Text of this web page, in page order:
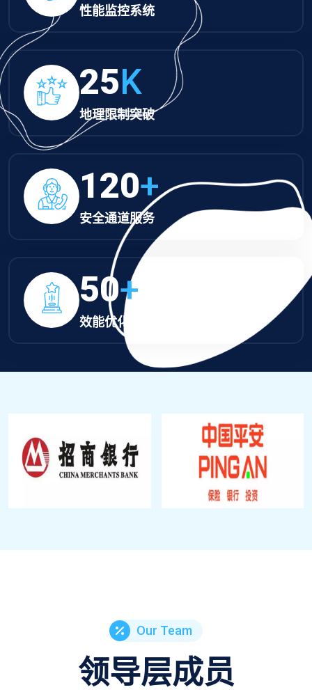
性能监控系统
25K
地理限制突破
120+
安全通道服务
50+
效能优化方案
Our Team
领导层成员